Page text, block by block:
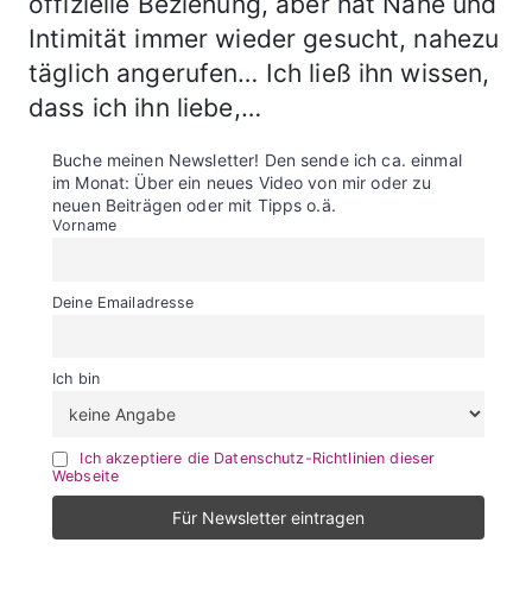
Intimität immer wieder gesucht, nahezu
täglich angerufen… Ich ließ ihn wissen,
dass ich ihn liebe,…
Buche meinen Newsletter! Den sende ich ca. einmal
im Monat: Über ein neues Video von mir oder zu
neuen Beiträgen oder mit Tipps o.ä.
Vorname
Deine Emailadresse
Ich bin
Ich akzeptiere die Datenschutz-Richtlinien dieser
Webseite